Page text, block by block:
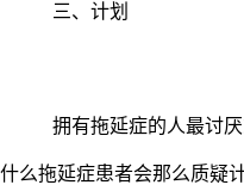
三、计划
拥有拖延症的人最讨
什么拖延症患者会那么质疑